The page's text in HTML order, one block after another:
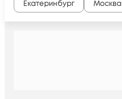
Екатеринбург Москва